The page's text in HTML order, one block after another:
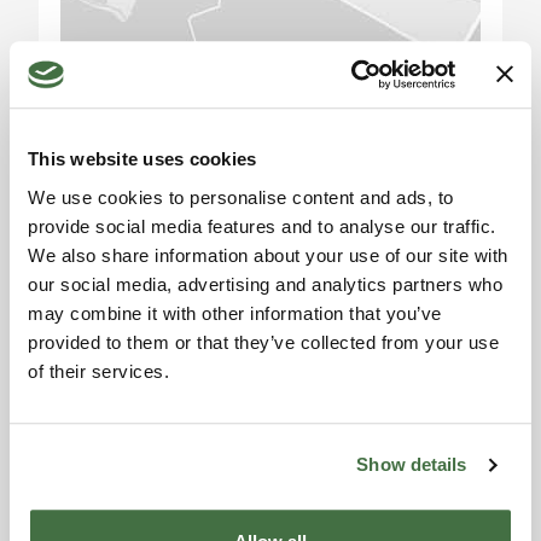
This website uses cookies
We use cookies to personalise content and ads, to
provide social media features and to analyse our traffic.
We also share information about your use of our site with
our social media, advertising and analytics partners who
may combine it with other information that you’ve
provided to them or that they’ve collected from your use
of their services.
Show details
Piani: 2
Camere: 2
Bagni: 1 (con possibilità di realizzare un secondo
bagno al piano terra)
Garage: presente
Cantina: presente
Ingresso indipendente: sì
Servizi autonomi: sì
Dettagli sulle Utenze:
L'immobile è dotato di impianto di riscaldamento
autonomo, garantendo indipendenza e controllo
mappa. Click qui per
Richiesta informazioni